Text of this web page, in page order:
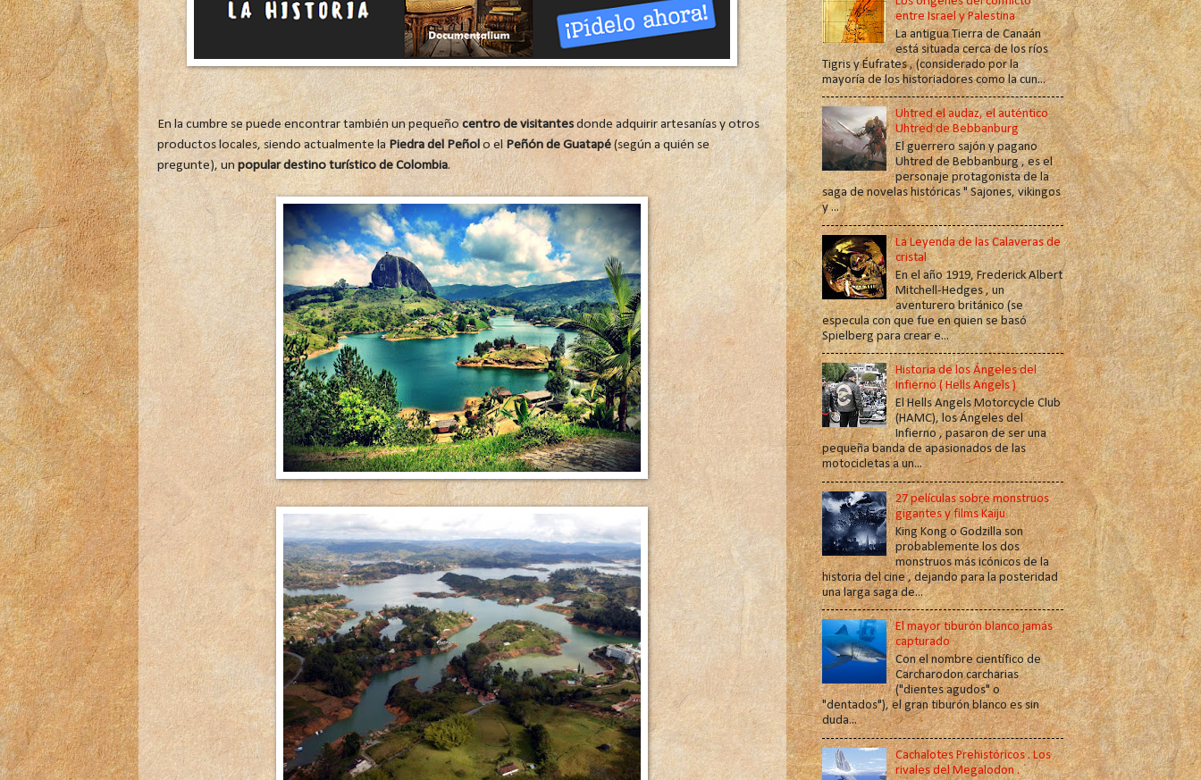
En la cumbre se puede encontrar también un pequeñocentro de visitantesdonde adquirir artesanías y otros
productos locales, siendo actualmente laPiedra del Peñolo el Peñón de Guatapé(según a quién se
pregunte), unpopular destino turístico de Colombia.
entre Israel y Palestina
La antigua Tierra de Canaán
está situada cerca de los ríos
Tigris y Éufrates , (considerado por la
mayoría de los historiadores como la cun...
Uhtred el audaz, el auténtico
Uhtred de Bebbanburg
El guerrero sajón y pagano
Uhtred de Bebbanburg , es el
personaje protagonista de la
saga de novelas históricas " Sajones, vikingos
y ...
La Leyenda de las Calaveras de
cristal
En el año 1919, Frederick Albert
Mitchell-Hedges , un
aventurero británico (se
especula con que fue en quien se basó
Spielberg para crear e...
Historia de los Ángeles del
Infierno ( Hells Angels )
El Hells Angels Motorcycle Club
(HAMC), los Ángeles del
Infierno , pasaron de ser una
pequeña banda de apasionados de las
motocicletas a un...
27 películas sobre monstruos
gigantes y films Kaiju
King Kong o Godzilla son
probablemente los dos
monstruos más icónicos de la
historia del cine , dejando para la posteridad
una larga saga de...
El mayor tiburón blanco jamás
capturado
Con el nombre científico de
Carcharodon carcharias
("dientes agudos" o
"dentados"), el gran tiburón blanco es sin
duda...
Cachalotes Prehistóricos . Los
rivales del Megalodon .